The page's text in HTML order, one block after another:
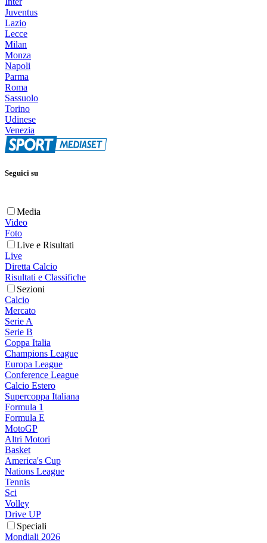
Juventus
Lazio
Lecce
Milan
Monza
Napoli
Parma
Roma
Sassuolo
Torino
Udinese
Venezia
Seguici su
Media
Video
Foto
Live e Risultati
Live
Diretta Calcio
Risultati e Classifiche
Sezioni
Calcio
Mercato
Serie A
Serie B
Coppa Italia
Champions League
Europa League
Conference League
Calcio Estero
Supercoppa Italiana
Formula 1
Formula E
MotoGP
Altri Motori
Basket
America's Cup
Nations League
Tennis
Sci
Volley
Drive UP
Speciali
Mondiali 2026